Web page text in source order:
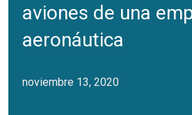
aviones de una
aeronáutica
noviembre 13, 2020